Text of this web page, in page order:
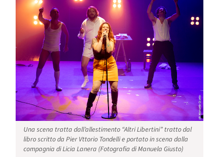
Una scena tratta dall’allestimento “Altri Libertini” tratto dal
libro scritto da Pier Vttorio Tondelli e portato in scena dalla
compagnia di Licia Lanera (Fotografia di Manuela Giusto)